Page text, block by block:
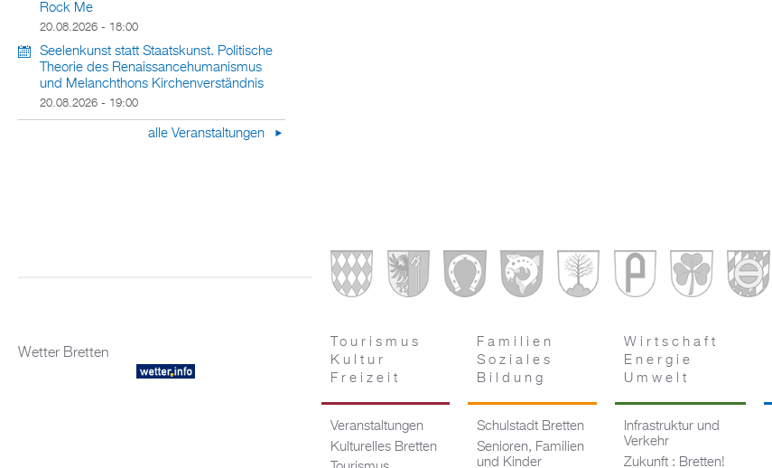
Rock Me
20.08.2026 - 18:00
Seelenkunst statt Staatskunst. Politische
Theorie des Renaissancehumanismus
und Melanchthons Kirchenverständnis
20.08.2026 - 19:00
alle Veranstaltungen
Wetter Bretten
Tourismus
Kultur
Freizeit
Veranstaltungen
Kulturelles Bretten
Familien
Soziales
Bildung
Schulstadt Bretten
Senioren, Familien
und Kinder
Wirtschaft
Energie
Umwelt
Infrastruktur und
Verkehr
Zukunft : Bretten!